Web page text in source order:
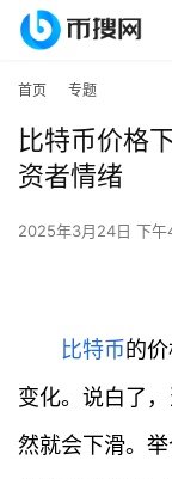
首页 专题
比特币价格
资者情绪
2025年3月24日 下
比特币的
变化。说白了
然就会下滑。